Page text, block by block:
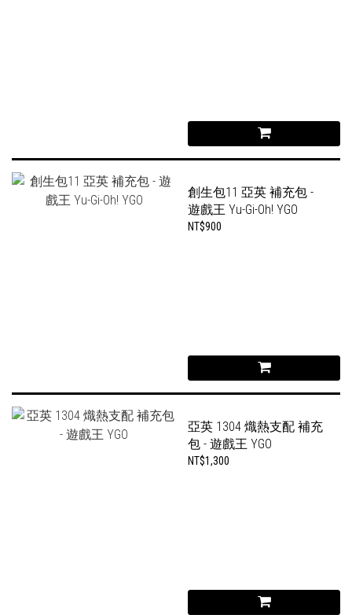
創生包11 亞英 補充包 -
遊戲王 Yu-Gi-Oh! YGO
NT$900
亞英 1304 熾熱支配 補充
包 - 遊戲王 YGO
NT$1,300